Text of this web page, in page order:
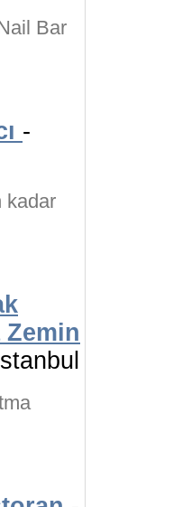
Bar
-
kadar
Zemin